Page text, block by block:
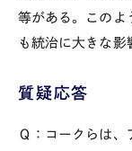
等がある。このよ
も統治に大きな影
質疑応答
Ｑ：コークらは、